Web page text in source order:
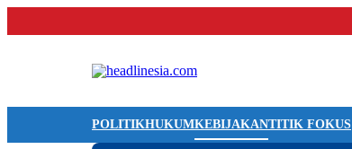
POLITIKHUKUMKEBIJAKANTITIK FOKUS